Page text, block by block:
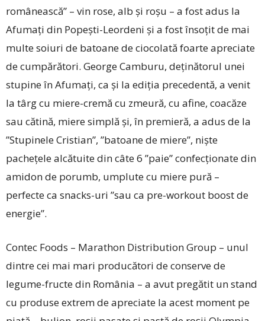
românească” – vin rose, alb și roșu – a fost adus la
Afumați din Popești-Leordeni și a fost însoțit de mai
multe soiuri de batoane de ciocolată foarte apreciate
de cumpărători. George Camburu, deținătorul unei
stupine în Afumați, ca și la ediția precedentă, a venit
la târg cu miere-cremă cu zmeură, cu afine, coacăze
sau cătină, miere simplă și, în premieră, a adus de la
”Stupinele Cristian”, ”batoane de miere”, niște
pachețele alcătuite din câte 6 ”paie” confecționate din
amidon de porumb, umplute cu miere pură –
perfecte ca snacks-uri ”sau ca pre-workout boost de
energie”.
Contec Foods – Marathon Distribution Group – unul
dintre cei mai mari producători de conserve de
legume-fructe din România – a avut pregătit un stand
cu produse extrem de apreciate la acest moment pe